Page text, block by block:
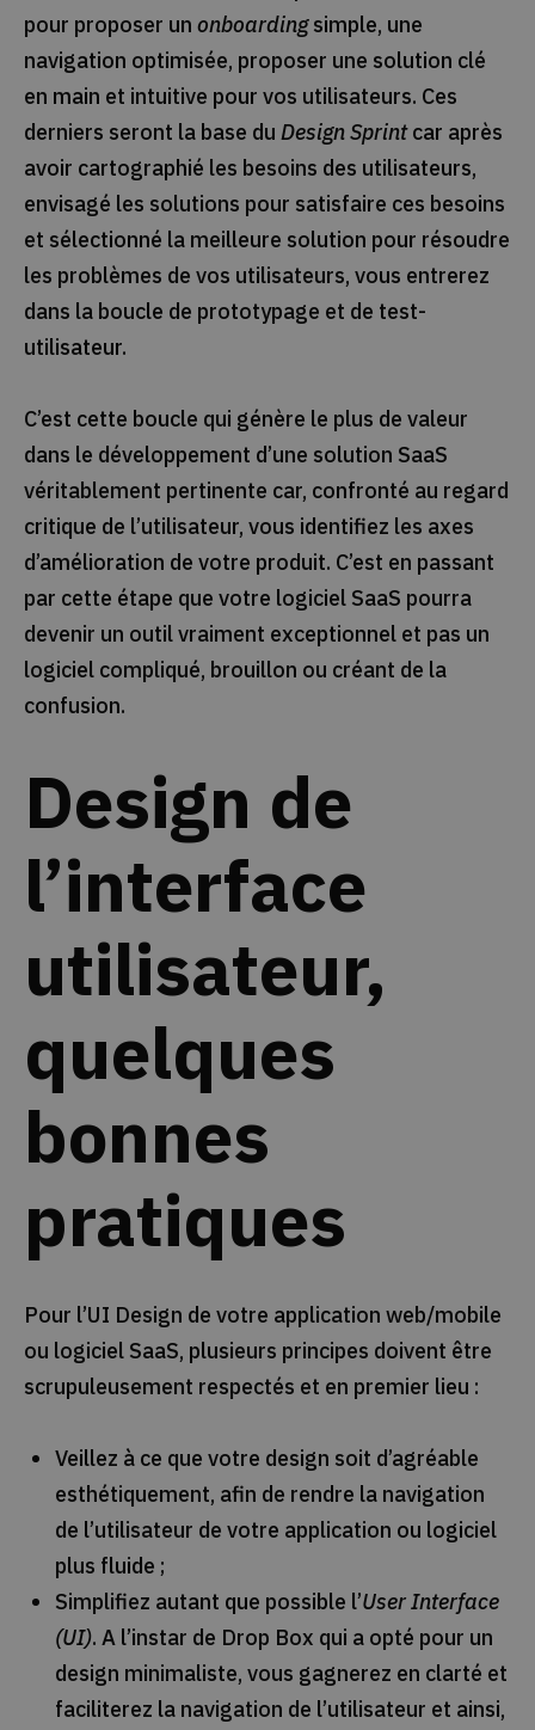
pour proposer un onboardingsimple, une
navigation optimisée, proposer une solution clé
en main et intuitive pour vos utilisateurs. Ces
derniers seront la base du Design Sprintcar après
avoir cartographié les besoins des utilisateurs,
envisagé les solutions pour satisfaire ces besoins
et sélectionné la meilleure solution pour résoudre
les problèmes de vos utilisateurs, vous entrerez
dans la boucle de prototypage et de test-
utilisateur.
C’est cette boucle qui génère le plus de valeur
dans le développement d’une solution SaaS
véritablement pertinente car, confronté au regard
critique de l’utilisateur, vous identifiez les axes
d’amélioration de votre produit. C’est en passant
par cette étape que votre logiciel SaaS pourra
devenir un outil vraiment exceptionnel et pas un
logiciel compliqué, brouillon ou créant de la
confusion.
Design de
l’interface
utilisateur,
quelques
bonnes
pratiques
Pour l’UI Design de votre application web/mobile
ou logiciel SaaS, plusieurs principes doivent être
scrupuleusement respectés et en premier lieu :
Veillez à ce que votre design soit d’agréable
esthétiquement, afin de rendre la navigation
de l’utilisateur de votre application ou logiciel
plus fluide ;
Simplifiez autant que possible l’User Interface
(UI). A l’instar de Drop Box qui a opté pour un
design minimaliste, vous gagnerez en clarté et
faciliterez la navigation de l’utilisateur et ainsi,